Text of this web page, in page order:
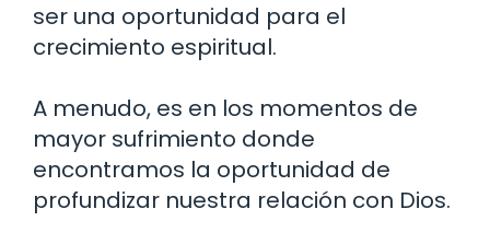
ser una oportunidad para el
crecimiento espiritual.
A menudo, es en los momentos de
mayor sufrimiento donde
encontramos la oportunidad de
profundizar nuestra relación con Dios.